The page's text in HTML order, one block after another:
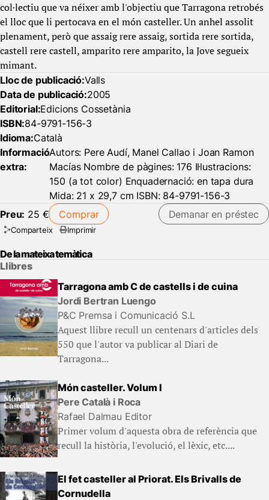
col·lectiu que va néixer amb l'objectiu que Tarragona retrobés
el lloc que li pertocava en el món casteller. Un anhel assolit
plenament, però que assaig rere assaig, sortida rere sortida,
castell rere castell, amparito rere amparito, la Jove segueix
mimant.
Lloc de publicació:Valls
Data de publicació:2005
Editorial:Edicions Cossetània
ISBN:84-9791-156-3
Idioma:Català
Informació
extra:
Autors: Pere Audí, Manel Callao i Joan Ramon
Macías Nombre de pàgines: 176 Il·lustracions:
150 (a tot color) Enquadernació: en tapa dura
Mida: 21 x 29,7 cm ISBN: 84-9791-156-3
Preu: 25 € Comprar Demanar en préstec
Comparteix Imprimir
De la mateixa temàtica
Llibres
Tarragona amb C de castells i de cuina
Jordi Bertran Luengo
P&C Premsa i Comunicació S.L
Aquest llibre recull un centenars d'articles dels
550 que l'autor va publicar al Diari de
Tarragona...
Món casteller. Volum I
Pere Català i Roca
Rafael Dalmau Editor
Primer volum d'aquesta obra de referència que
recull la història, l'evolució, el lèxic, etc....
El fet casteller al Priorat. Els Brivalls de
Cornudella